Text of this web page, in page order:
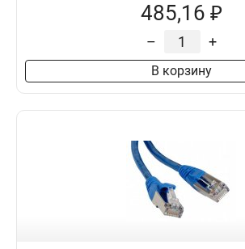
485,16 ₽
– +
В корзину